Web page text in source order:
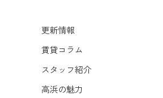
更新情報
賃貸コラム
スタッフ紹介
高浜の魅力